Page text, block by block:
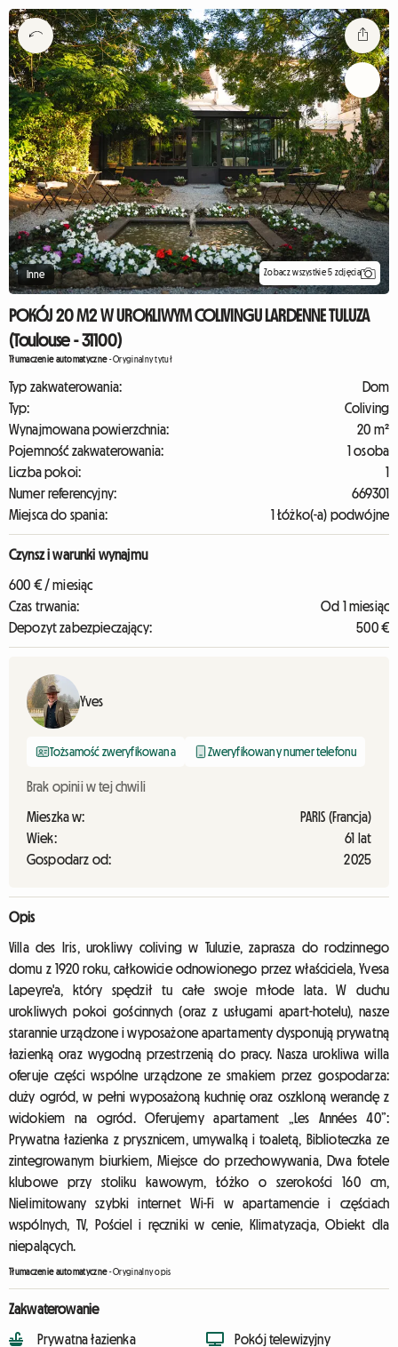
Inne Zobacz wszystkie 5 zdjęcia
POKÓJ 20 M2 W UROKLIWYM COLIVINGU LARDENNE TULUZA
(Toulouse - 31100)
Tłumaczenie automatyczne-Oryginalny tytuł
Typ zakwaterowania:
Dom
Typ:
Coliving
Wynajmowana powierzchnia:
20 m²
Pojemność zakwaterowania:
1 osoba
Liczba pokoi:
1
Numer referencyjny:
669301
Miejsca do spania:
1 Łóżko(-a) podwójne
Czynsz i warunki wynajmu
600 € / miesiąc
Czas trwania:
Od 1 miesiąc
Depozyt zabezpieczający:
500 €
Yves
Tożsamość zweryfikowana Zweryfikowany numer telefonu
Brak opinii w tej chwili
Mieszka w:
PARIS (Francja)
Wiek:
61 lat
Gospodarz od:
2025
Opis
Villa des Iris, urokliwy coliving w Tuluzie, zaprasza do rodzinnego
domu z 1920 roku, całkowicie odnowionego przez właściciela, Yvesa
Lapeyre'a, który spędził tu całe swoje młode lata. W duchu
urokliwych pokoi gościnnych (oraz z usługami apart-hotelu), nasze
starannie urządzone i wyposażone apartamenty dysponują prywatną
łazienką oraz wygodną przestrzenią do pracy. Nasza urokliwa willa
oferuje części wspólne urządzone ze smakiem przez gospodarza:
duży ogród, w pełni wyposażoną kuchnię oraz oszkloną werandę z
widokiem na ogród. Oferujemy apartament „Les Années 40”:
Prywatna łazienka z prysznicem, umywalką i toaletą, Biblioteczka ze
zintegrowanym biurkiem, Miejsce do przechowywania, Dwa fotele
klubowe przy stoliku kawowym, Łóżko o szerokości 160 cm,
Nielimitowany szybki internet Wi-Fi w apartamencie i częściach
wspólnych, TV, Pościel i ręczniki w cenie, Klimatyzacja, Obiekt dla
niepalących.
Tłumaczenie automatyczne-Oryginalny opis
Zakwaterowanie
Prywatna łazienka
Pokój telewizyjny